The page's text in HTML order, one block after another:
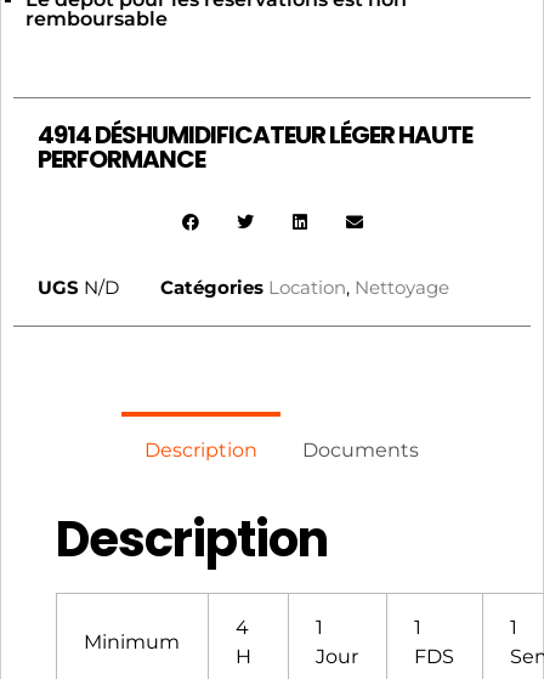
remboursable
4914 DÉSHUMIDIFICATEUR LÉGER HAUTE
PERFORMANCE
UGS N/D Catégories Location, Nettoyage
Description Documents
Description
Minimum
4
H
1
Jour
1
FDS
1